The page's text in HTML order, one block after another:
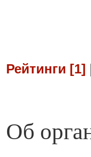
Рейтинги [1]
Об